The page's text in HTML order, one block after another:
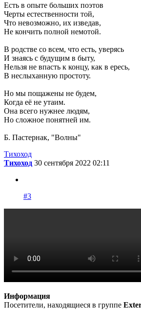
Есть в опыте больших поэтов
Черты естественности той,
Что невозможно, их изведав,
Не кончить полной немотой.
В родстве со всем, что есть, уверясь
И знаясь с будущим в быту,
Нельзя не впасть к концу, как в ересь,
В неслыханную простоту.
Но мы пощажены не будем,
Когда её не утаим.
Она всего нужнее людям,
Но сложное понятней им.
Б. Пастернак, "Волны"
Тихоход
Тихоход 30 сентября 2022 02:11
#3
Информация
Посетители, находящиеся в группе